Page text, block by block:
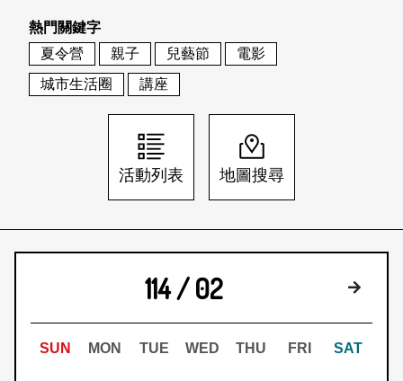
地圖搜尋
關於我們
刊物索取地點
會員基本資料
刊登活動
網站導覽 English
日本語 登入/註冊
熱門關鍵字
夏令營
親子 兒藝節
電影
城市生活圈
講座
活動列表 地圖搜尋
114 / 02 下個月
SUN MON TUE WED THU FRI SAT